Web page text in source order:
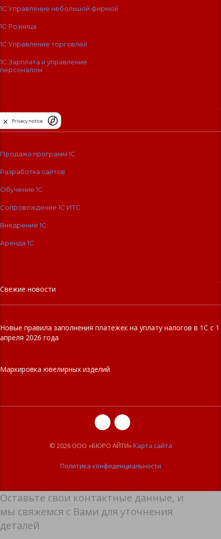
1С:Управление небольшой фирмой
1С:Розница
1С:Управление торговлей
1С:Зарплата и управление
персоналом
Услуги
Продажа программ 1С
Разработка сайтов
Обучение 1С
Сопровождение 1C:ИТС
Внедрение 1С
Аренда 1С
Свежие новости
Новые правила заполнения платежек на уплату налогов в 1С с 1
апреля 2026 года
Маркировка ювелирных изделий
© 2026 ООО «БЮРО АЙТИ»Карта сайта
Политика конфиденциальности
Оставьте свои контактные данные, и
мы свяжемся с Вами для уточнения
деталей
Privacy notice